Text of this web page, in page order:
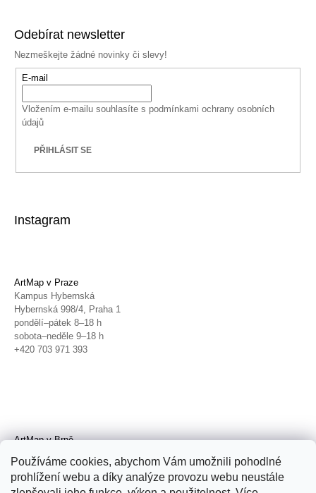
Používáme cookies, abychom Vám umožnili pohodlné
prohlížení webu a díky analýze provozu webu neustále
Odebírat newsletter
Nezmeškejte žádné novinky či slevy!
E-mail
Vložením e-mailu souhlasíte s podmínkami ochrany osobních
údajů
PŘIHLÁSIT SE
Instagram
ArtMap v Praze
Kampus Hybernská
Hybernská 998/4, Praha 1
pondělí–pátek 8–18 h
sobota–neděle 9–18 h
+420 703 971 393
ArtMap v Brně
Radnická 4, Brno
úterý–pátek 11–19 h